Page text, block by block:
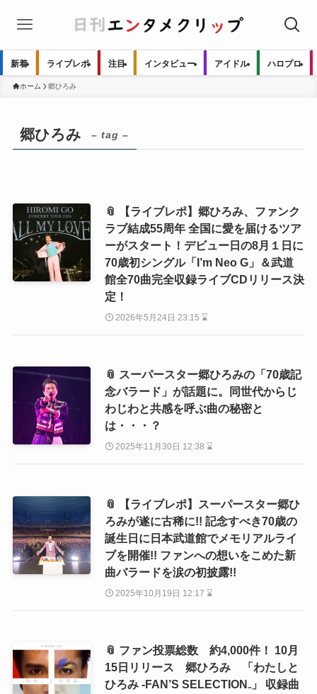
新着 ライブレポ 注目 インタビュー アイドル ハロプロ
ホーム 郷ひろみ
郷ひろみ – tag –
📎 【ライブレポ】郷ひろみ、ファンク
ラブ結成55周年 全国に愛を届けるツア
ーがスタート！デビュー日の8月１日に
70歳初シングル「I’m Neo G」＆武道
館全70曲完全収録ライブCDリリース決
定！
2026年5月24日 23:15 ⌛
📎 スーパースター郷ひろみの「70歳記
念バラード」が話題に。同世代からじ
わじわと共感を呼ぶ曲の秘密と
は・・・？
2025年11月30日 12:38 ⌛
📎 【ライブレポ】スーパースター郷ひ
ろみが遂に古稀に!! 記念すべき70歳の
誕生日に日本武道館でメモリアルライ
ブを開催!! ファンへの想いをこめた新
曲バラードを涙の初披露!!
2025年10月19日 12:17 ⌛
📎 ファン投票総数 約4,000件！ 10月
15日リリース 郷ひろみ 「わたしと
ひろみ -FAN’S SELECTION₋」 収録曲